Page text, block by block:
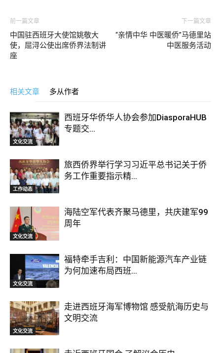
前一篇文章
中国驻西班牙大使馆姚敬大
使，屈浔公使出席侨界法制讲
座
下一篇文章
“亲情中华 中医暖侨”马德里站
中医服务活动
相关文章 多从作者
文化交流
西班牙华侨华人协会参加DiasporaHUB
专题交...
工作动态
旅西侨界举行学习习近平总书记关于侨
务工作重要指示精...
文化交流
海陆空军代表齐聚马德里，共庆建军99
周年
文化交流
福特牵手吉利：中国新能源汽车产业链
为何加速布局西班...
文化交流
走进西班牙海军博物馆 感受航海历史与
文明交流